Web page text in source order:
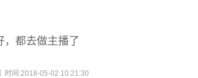
，都去做主播了
时间:2018-05-02 10:21:30